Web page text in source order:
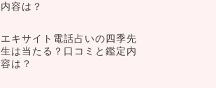
内容は？
エキサイト電話占いの四季先
生は当たる？口コミと鑑定内
容は？